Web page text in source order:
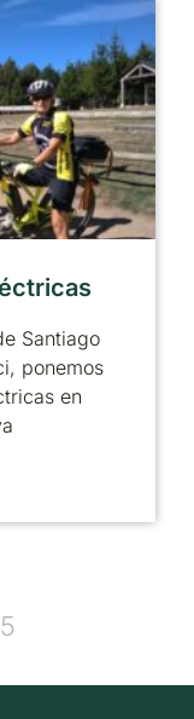
Santiago
ponemos
en
5